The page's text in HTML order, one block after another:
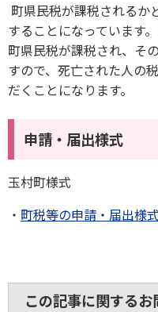
町県民税が課税されるか
することになっています
町県民税が課税され、そ
すので、死亡された人の
だくことになります。
申請・届出様式
玉村町様式
・ 町税等の申請・届出様
この記事に関する